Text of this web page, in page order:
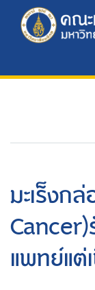
มะเร็งก
Cancer)
แพทย์แ